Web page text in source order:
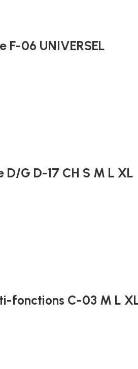
F-06 UNIVERSEL
G D-17 CH S M L XL
fonctions C-03 M L